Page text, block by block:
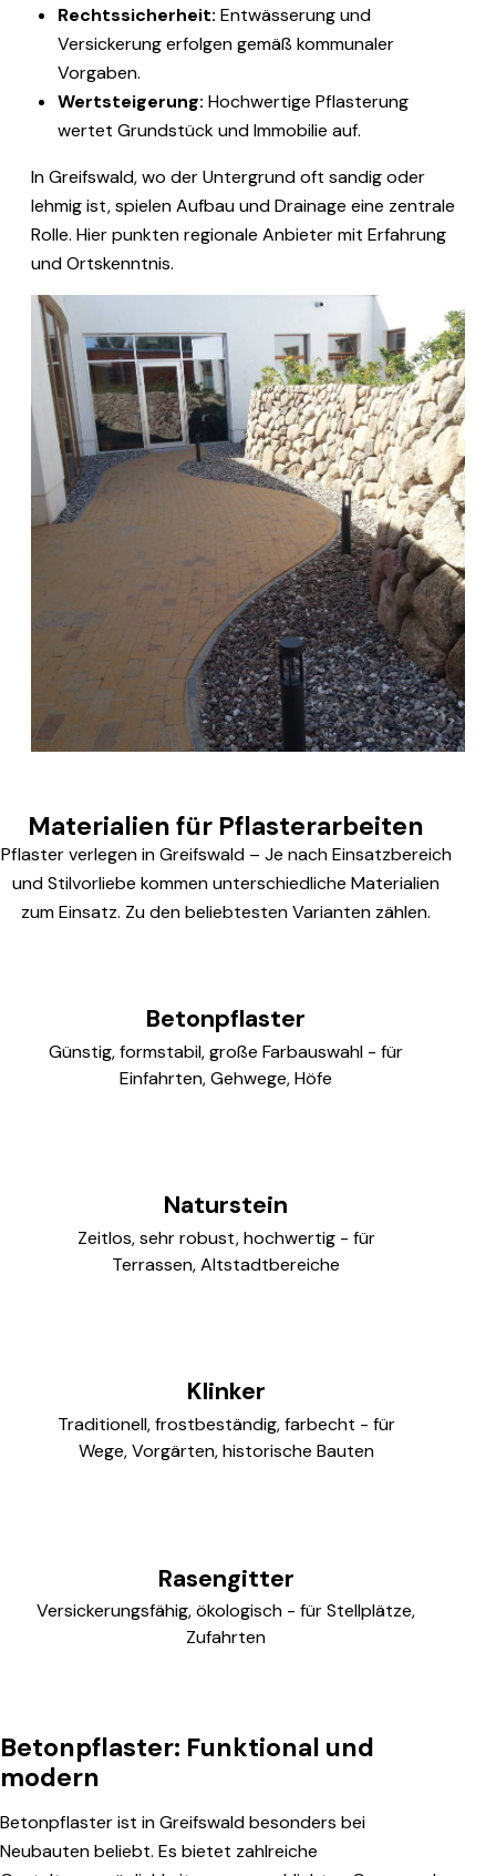
Rechtssicherheit: Entwässerung und
Versickerung erfolgen gemäß kommunaler
Vorgaben.
Wertsteigerung: Hochwertige Pflasterung
wertet Grundstück und Immobilie auf.
In Greifswald, wo der Untergrund oft sandig oder
lehmig ist, spielen Aufbau und Drainage eine zentrale
Rolle. Hier punkten regionale Anbieter mit Erfahrung
und Ortskenntnis.
Materialien für Pflasterarbeiten
Pflaster verlegen in Greifswald – Je nach Einsatzbereich
und Stilvorliebe kommen unterschiedliche Materialien
zum Einsatz. Zu den beliebtesten Varianten zählen.
Betonpflaster
Günstig, formstabil, große Farbauswahl - für
Einfahrten, Gehwege, Höfe
Naturstein
Zeitlos, sehr robust, hochwertig - für
Terrassen, Altstadtbereiche
Klinker
Traditionell, frostbeständig, farbecht - für
Wege, Vorgärten, historische Bauten
Rasengitter
Versickerungsfähig, ökologisch - für Stellplätze,
Zufahrten
Betonpflaster: Funktional und
modern
Betonpflaster ist in Greifswald besonders bei
Neubauten beliebt. Es bietet zahlreiche